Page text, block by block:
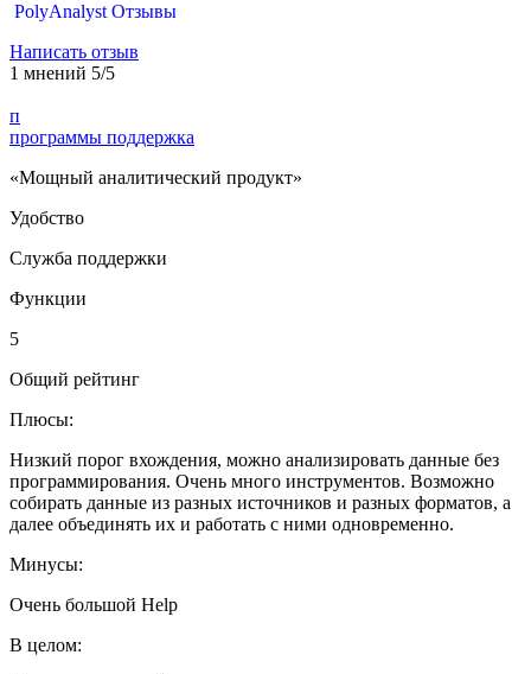
PolyAnalyst Отзывы
Написать отзыв
1 мнений 5/5
п
программы поддержка
«Мощный аналитический продукт»
Удобство
Служба поддержки
Функции
5
Общий рейтинг
Плюсы:
Низкий порог вхождения, можно анализировать данные без
программирования. Очень много инструментов. Возможно
собирать данные из разных источников и разных форматов, а
далее объединять их и работать с ними одновременно.
Минусы:
Очень большой Help
В целом: